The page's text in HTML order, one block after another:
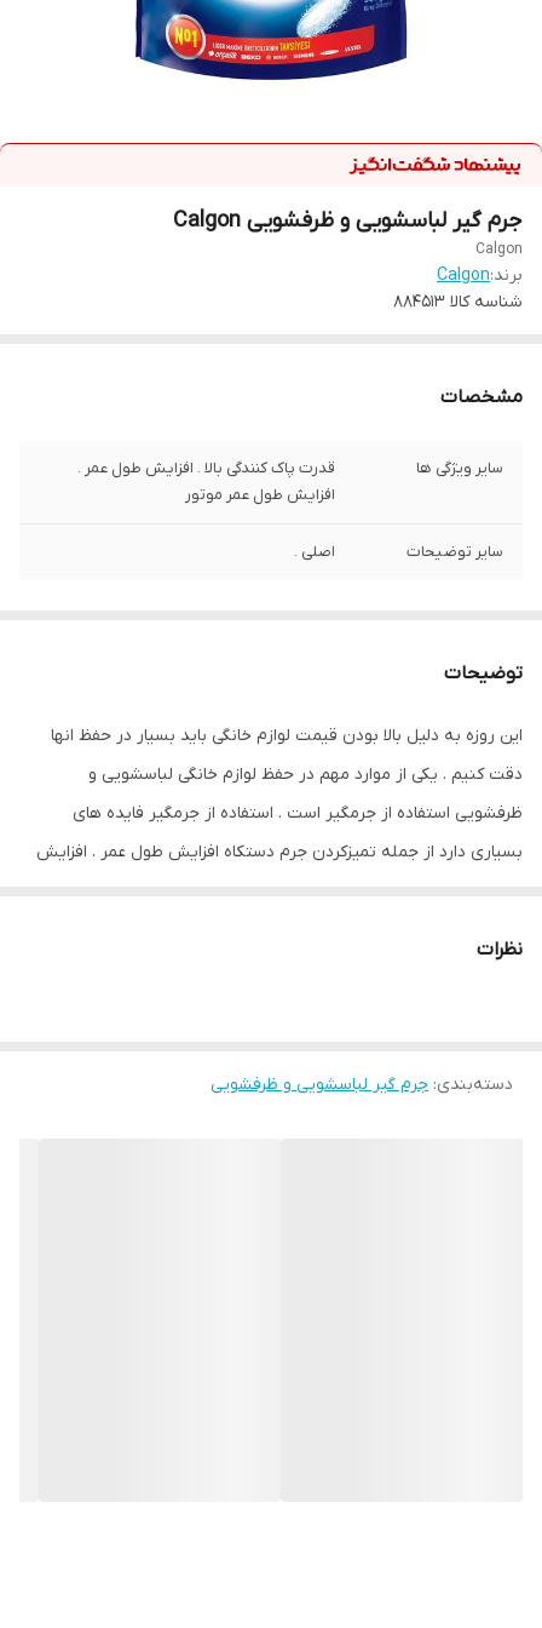
جرم گیر لباسشویی و ظرفشویی Calgon
Calgon
برند:Calgon
شناسه کالا 884513
مشخصات
سایر ویژگی ها
قدرت پاک کنندگی بالا . افزایش طول عمر .
افزایش طول عمر موتور
سایر توضیحات اصلی .
توضیحات
این روزه به دلیل بالا بودن قیمت لوازم خانگی باید بسیار در حفظ انها
دقت کنیم . یکی از موارد مهم در حفظ لوازم خانگی لباسشویی و
ظرفشویی استفاده از جرمگیر است . استفاده از جرمگیر فایده های
بسیاری دارد از جمله تمیزکردن جرم دستکاه افزایش طول عمر . افزایش
نظرات
دسته‌بندی: جرم گیر لباسشویی و ظرفشویی